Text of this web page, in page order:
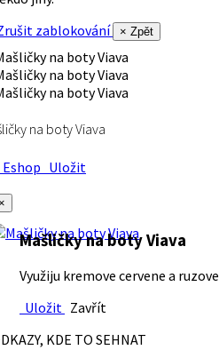
zablokování
× Zpět
na boty Viava
Uložit
Mašličky na boty Viava
Využiju kremove cervene a ruzove
Uložit Zavřít
KDE TO SEHNAT